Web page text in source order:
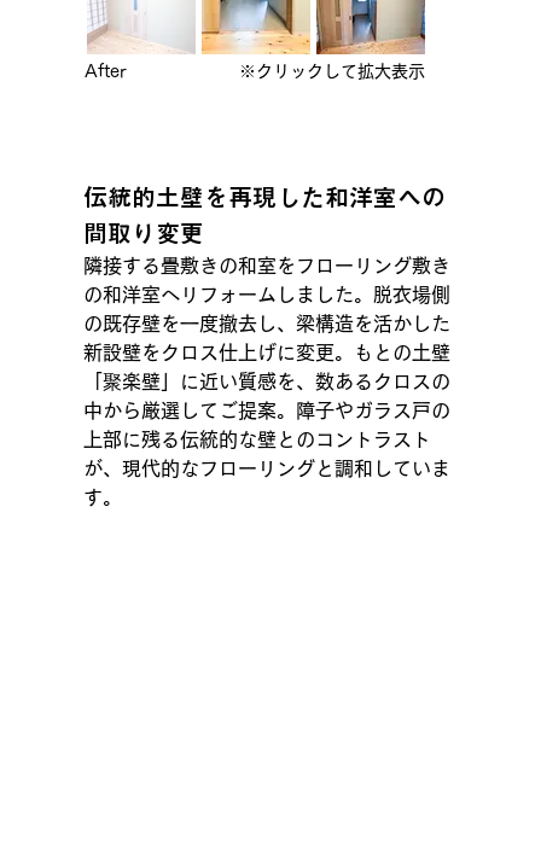
After ※クリックして拡大表示
伝統的土壁を再現した和洋室への
間取り変更
隣接する畳敷きの和室をフローリング敷き
の和洋室へリフォームしました。脱衣場側
の既存壁を一度撤去し、梁構造を活かした
新設壁をクロス仕上げに変更。もとの土壁
「聚楽壁」に近い質感を、数あるクロスの
中から厳選してご提案。障子やガラス戸の
上部に残る伝統的な壁とのコントラスト
が、現代的なフローリングと調和していま
す。